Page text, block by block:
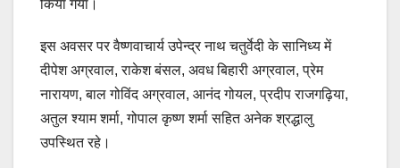
किया गया।
इस अवसर पर वैष्णवाचार्य उपेन्द्र नाथ चतुर्वेदी के सानिध्य में
दीपेश अग्रवाल, राकेश बंसल, अवध बिहारी अग्रवाल, प्रेम
नारायण, बाल गोविंद अग्रवाल, आनंद गोयल, प्रदीप राजगढ़िया,
अतुल श्याम शर्मा, गोपाल कृष्ण शर्मा सहित अनेक श्रद्धालु
उपस्थित रहे।